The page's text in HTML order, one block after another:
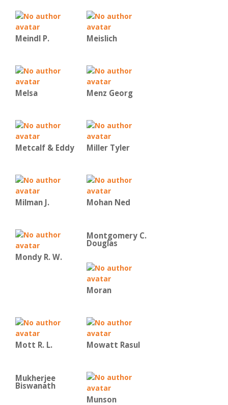
Meindl P. Meislich
Melsa Menz Georg
Metcalf & Eddy Miller Tyler
Milman J. Mohan Ned
Mondy R. W.
Montgomery C.
Douglas
Moran
Mott R. L. Mowatt Rasul
Mukherjee
Biswanath
Munson